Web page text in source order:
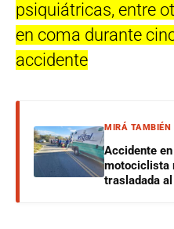
psiquiátricas, entre
en coma durante
accidente
MIRÁ TAMBIÉN
Accidente
motociclista
trasladada